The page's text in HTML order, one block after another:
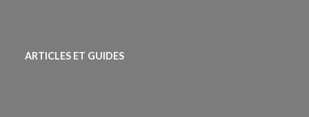
ARTICLES ET GUIDES